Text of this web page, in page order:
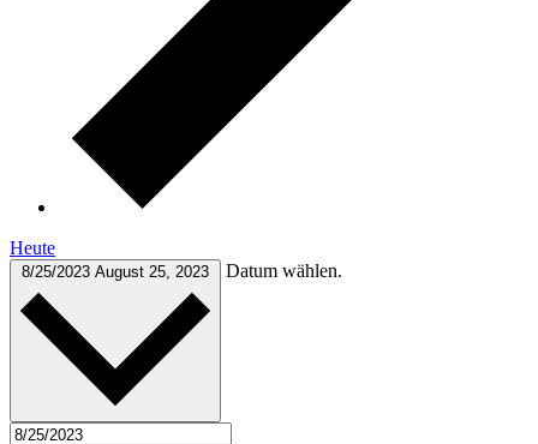
Heute
8/25/2023 August 25, 2023 Datum wählen.